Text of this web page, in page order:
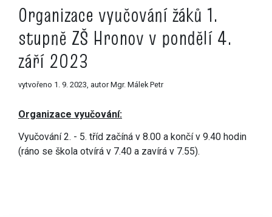
Organizace vyučování žáků 1.
stupně ZŠ Hronov v pondělí 4.
září 2023
vytvořeno 1. 9. 2023, autor Mgr. Málek Petr
Organizace vyučování:
Vyučování 2. - 5. tříd začíná v 8.00 a končí v 9.40 hodin
(ráno se škola otvírá v 7.40 a zavírá v 7.55).